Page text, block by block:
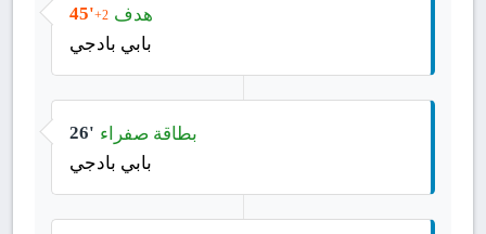
45'+2 هدف
بابي بادجي
26' بطاقة صفراء
بابي بادجي